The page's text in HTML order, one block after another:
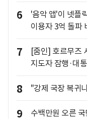
6
'음악 앱'이 넷플
이용자 3억 돌파
7
[줌인] 호르무즈
지도자 잠행·대
8 "강제 국장 복귀
9 수백만원 오른